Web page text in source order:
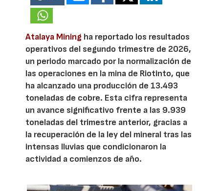
Atalaya Mining ha reportado los resultados
operativos del segundo trimestre de 2026,
un periodo marcado por la normalización de
las operaciones en la mina de Riotinto, que
ha alcanzado una producción de 13.493
toneladas de cobre. Esta cifra representa
un avance significativo frente a las 9.939
toneladas del trimestre anterior, gracias a
la recuperación de la ley del mineral tras las
intensas lluvias que condicionaron la
actividad a comienzos de año.